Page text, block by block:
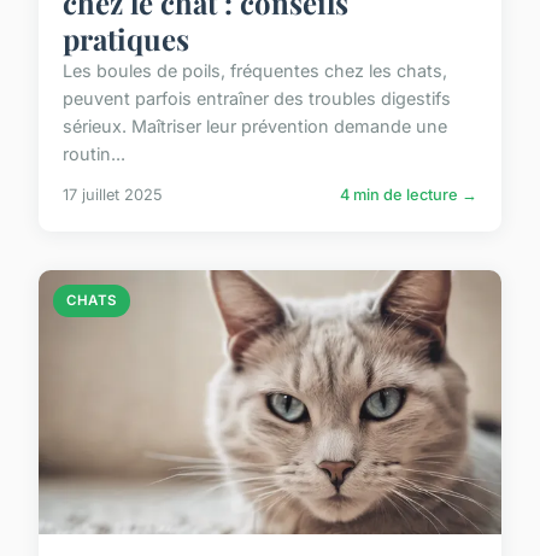
pratiques
Les boules de poils, fréquentes chez les chats,
peuvent parfois entraîner des troubles digestifs
sérieux. Maîtriser leur prévention demande une
routin...
17 juillet 2025 4 min de lecture →
CHATS